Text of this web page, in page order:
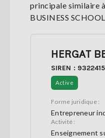
principale similaire
BUSINESS
HERGAT
SIREN :
Active
Forme juridique :
Entrepreneur
Activité :
Enseignement